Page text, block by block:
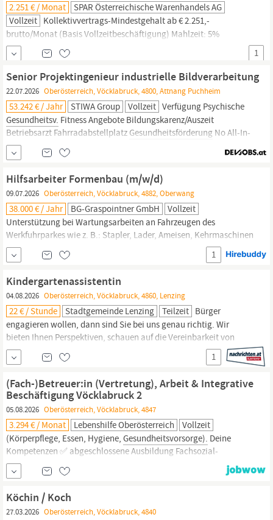
2.251 € / Monat
SPAR Österreichische Warenhandels AG
Vollzeit Kollektivvertrags-Mindestgehalt ab € 2.251,-
brutto/Monat (Basis Vollzeitbeschäftigung) Mahlzeit: 5%
Treuebonus auf den Jahreseinkauf und Essenszuschuss für die
Mittagspause Ausgezeichnet: Vereinbarkeit von Beruf und Familie
(u.a. zeitgerechte Dienstplaneinteilung,
Kinderbetreuungszuschuss) Unser höchstes Gut: Positive
Gesundheitsmaßnahmenund SPAR...
1
Senior Projektingenieur industrielle Bildverarbeitung
22.07.2026 Oberösterreich, Vöcklabruck, 4800, Attnang Puchheim
53.242 € / Jahr STIWA Group Vollzeit Verfügung Psychische
Gesundheitsv. Fitness Angebote Bildungskarenz/Auszeit
Betriebsarzt Fahrradabstellplatz Gesundheitsförderung No All-In-
Verträge Home Office Barrierefreiheit
Hilfsarbeiter Formenbau (m/w/d)
09.07.2026 Oberösterreich, Vöcklabruck, 4882, Oberwang
38.000 € / Jahr BG-Graspointner GmbH
Vollzeit
Unterstützung bei Wartungsarbeiten an Fahrzeugen des
Werkfuhrparkes wie z. B.: Stapler, Lader, Ameisen, Kehrmaschinen
Womit du uns begeistern kannst: Handwerkliches Geschick und
körperliche Belastbarkeit Genauigkeit, Einsatzbereitschaft sowie
Deutsch-Kenntnisse Staplerschein von Vorteil Keine
gesundheitlichenEinschränkungen im...
1
Kindergartenassistentin
04.08.2026 Oberösterreich, Vöcklabruck, 4860, Lenzing
22 € / Stunde Stadtgemeinde Lenzing Teilzeit Bürger
engagieren wollen, dann sind Sie bei uns genau richtig. Wir
bieten Ihnen Perspektiven, schauen auf die Vereinbarkeit von
Beruf und Familie und legen besonderen Wert auf Fort- und
Weiterbildung. Auch die Gleichberechtigung von Frauen und
Arbeitsplatz sind uns ein besonderes Anliegben.
1
(Fach-)Betreuer:in (Vertretung), Arbeit & Integrative
Beschäftigung Vöcklabruck 2
05.08.2026 Oberösterreich, Vöcklabruck, 4847
3.294 € / Monat Lebenshilfe Oberösterreich
Vollzeit
(Körperpflege, Essen, Hygiene, Gesundheitsvorsorge). Deine
Kompetenzen ✅ abgeschlossene Ausbildung Fach­sozial­
betreuer:in (AA, BA, BB), oder Pflegefachassistenz oder andere
Sozialberufe mit UBV ✅ auch in schwierigen Situationen Ruhe
und Klarheit zu bewahren ✅ Freude an der Arbeit mit Menschen
und ein offenes aufeinander zugehen ✅
Köchin / Koch
27.03.2026 Oberösterreich, Vöcklabruck, 4840